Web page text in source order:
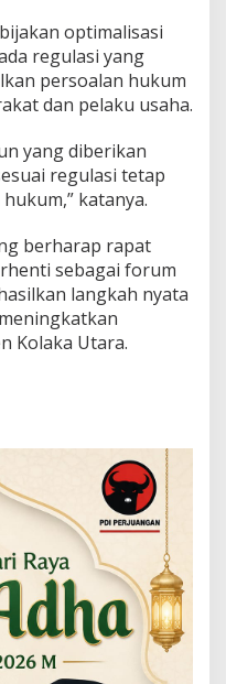
optimalisasi
regulasi yang
persoalan hukum
dan pelaku usaha.
yang diberikan
regulasi tetap
katanya.
berharap rapat
sebagai forum
langkah nyata
Kolaka Utara.